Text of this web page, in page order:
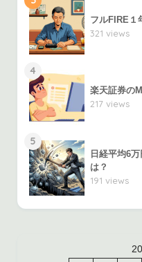
フルFIRE１
321 views
4
楽天証券の
217 views
5
日経平均6
は？
191 views